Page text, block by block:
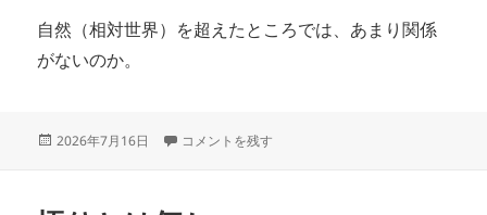
自然（相対世界）を超えたところでは、あまり関係
がないのか。
投
2026年7月16日 ラマナ・マハルシは悟ってゐたか？ に
コメントを残す